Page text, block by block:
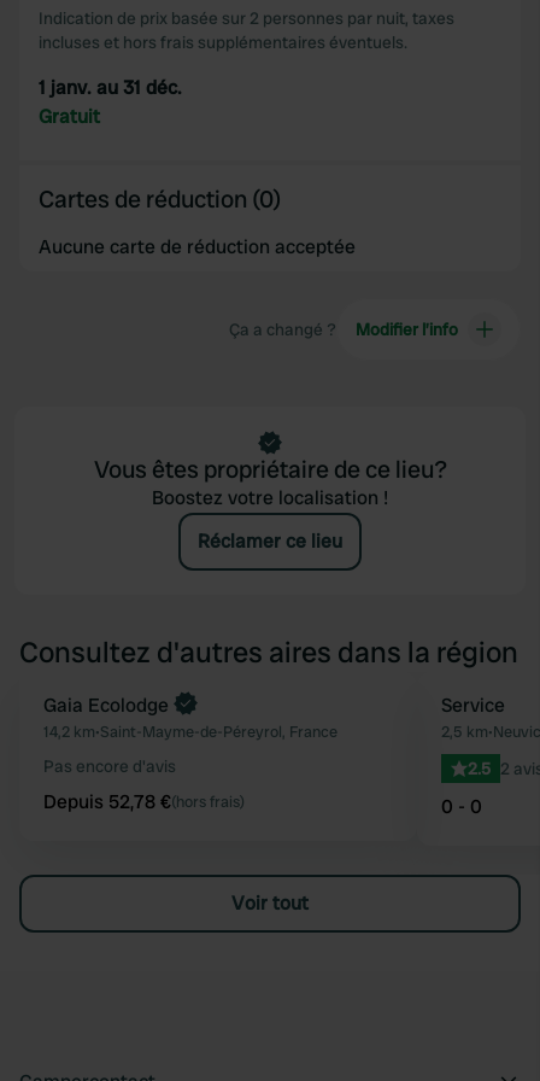
Indication de prix basée sur 2 personnes par nuit, taxes
incluses et hors frais supplémentaires éventuels.
1 janv. au 31 déc.
Gratuit
Cartes de réduction (0)
Aucune carte de réduction acceptée
Ça a changé ? Modifier l’info
Vous êtes propriétaire de ce lieu?
Boostez votre localisation !
Réclamer ce lieu
Consultez d'autres aires dans la région
Préféré
Reserve maintenant
Gaia Ecolodge
14,2 km•Saint-Mayme-de-Péreyrol, France
Pas encore d'avis
Depuis 52,78 €(hors frais)
Service
2,5 km•
2.5 2
0 - 0
Voir tout